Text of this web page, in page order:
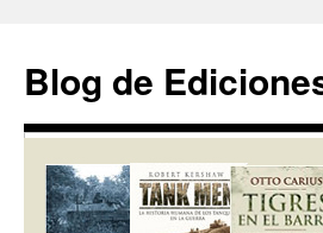
contenido
Blog de